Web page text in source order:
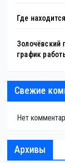
Где
Золочёвский
график
Свежие
Нет
Архивы